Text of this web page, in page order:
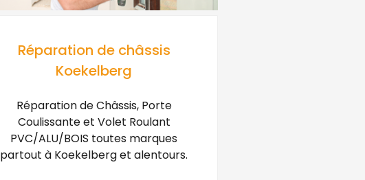
Réparation de châssis
Koekelberg
Réparation de Châssis, Porte
Coulissante et Volet Roulant
PVC/ALU/BOIS toutes marques
partout à Koekelberg et alentours.